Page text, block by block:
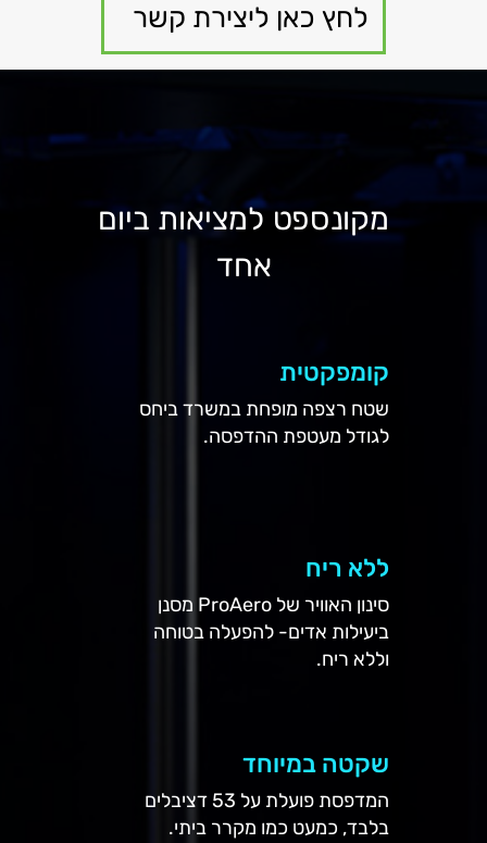
לחץ כאן ליצירת קשר
מקונספט למציאות ביום
אחד
קומפקטית
שטח רצפה מופחת במשרד ביחס
לגודל מעטפת ההדפסה.
ללא ריח
סינון האוויר של ProAero מסנן
ביעילות אדים- להפעלה בטוחה
וללא ריח.
שקטה במיוחד
המדפסת פועלת על 53 דציבלים
בלבד, כמעט כמו מקרר ביתי.